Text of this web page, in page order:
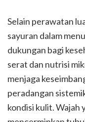
Selain perawatan
sayuran dalam
dukungan bagi
serat dan nutrisi
menjaga
peradangan
kondisi kulit. Wajah